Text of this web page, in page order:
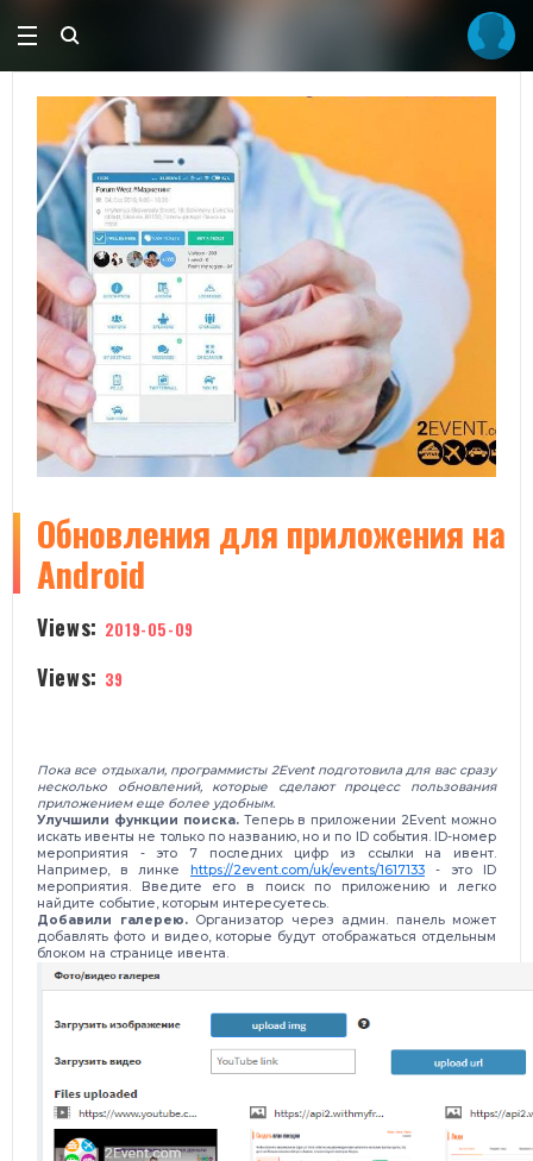
​Обновления для приложения на
Android
Views: 2019-05-09
Views: 39
Пока все отдыхали, программисты 2Event подготовила для вас сразу
несколько обновлений, которые сделают процесс пользования
приложением еще более удобным.
Улучшили функции поиска. Теперь в приложении 2Event можно
искать ивенты не только по названию, но и по ID события. ID-номер
мероприятия - это 7 последних цифр из ссылки на ивент.
Например, в линке https://2event.com/uk/events/1617133 - это ID
мероприятия. Введите его в поиск по приложению и легко
найдите событие, которым интересуетесь.
Добавили галерею. Организатор через админ. панель может
добавлять фото и видео, которые будут отображаться отдельным
блоком на странице ивента.